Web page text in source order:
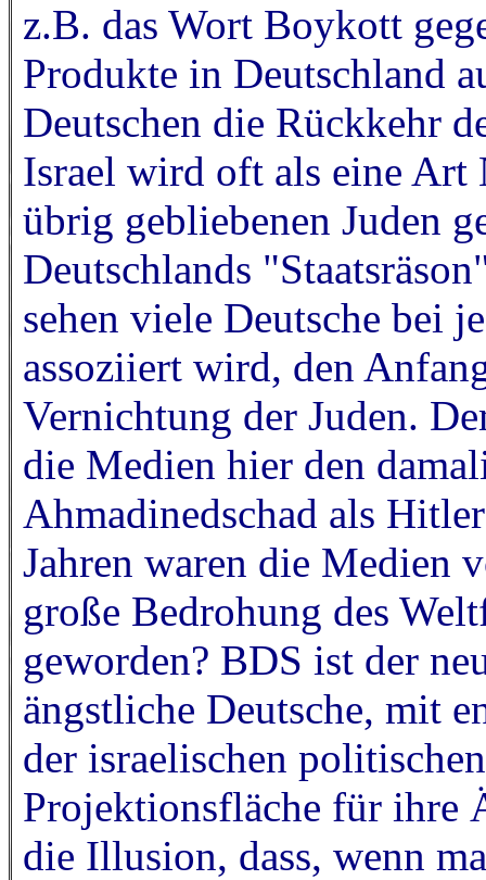
z.B. das Wort Boykott
Produkte in Deutschland
Deutschen die Rückkehr
Israel wird oft als eine Art
übrig gebliebenen Juden
Deutschlands
sehen viele Deutsche bei
assoziiert wird, den
Vernichtung der Juden.
die Medien hier den
Ahmadinedschad als
Jahren waren die Medien
große Bedrohung des
geworden? BDS ist der
ängstliche Deutsche, mit
der israelischen
Projektionsfläche für ihre
die Illusion, dass, wenn